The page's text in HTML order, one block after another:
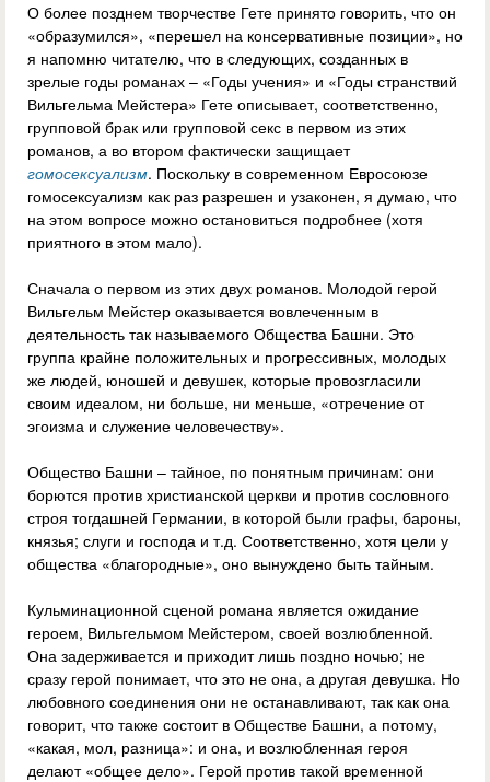
О более позднем творчестве Гете принято говорить, что он
«образумился», «перешел на консервативные позиции», но
я напомню читателю, что в следующих, созданных в
зрелые годы романах – «Годы учения» и «Годы странствий
Вильгельма Мейстера» Гете описывает, соответственно,
групповой брак или групповой секс в первом из этих
романов, а во втором фактически защищает
гомосексуализм. Поскольку в современном Евросоюзе
гомосексуализм как раз разрешен и узаконен, я думаю, что
на этом вопросе можно остановиться подробнее (хотя
приятного в этом мало).
Сначала о первом из этих двух романов. Молодой герой
Вильгельм Мейстер оказывается вовлеченным в
деятельность так называемого Общества Башни. Это
группа крайне положительных и прогрессивных, молодых
же людей, юношей и девушек, которые провозгласили
своим идеалом, ни больше, ни меньше, «отречение от
эгоизма и служение человечеству».
Общество Башни – тайное, по понятным причинам: они
борются против христианской церкви и против сословного
строя тогдашней Германии, в которой были графы, бароны,
князья; слуги и господа и т.д. Соответственно, хотя цели у
общества «благородные», оно вынуждено быть тайным.
Кульминационной сценой романа является ожидание
героем, Вильгельмом Мейстером, своей возлюбленной.
Она задерживается и приходит лишь поздно ночью; не
сразу герой понимает, что это не она, а другая девушка. Но
любовного соединения они не останавливают, так как она
говорит, что также состоит в Обществе Башни, а потому,
«какая, мол, разница»: и она, и возлюбленная героя
делают «общее дело». Герой против такой временной